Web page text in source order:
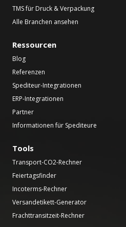
TMS für Druck & Verpackung
Alle Branchen ansehen
Ressourcen
Blog
Referenzen
Spediteur-Integrationen
ERP-Integrationen
Partner
Informationen für Spediteure
Tools
Transport-CO2-Rechner
Feiertagsfinder
Incoterms-Rechner
Versandetikett-Generator
Frachttransitzeit-Rechner